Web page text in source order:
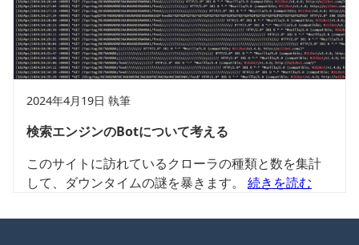
2024年4月19日 執筆
検索エンジンのBotについて考える
このサイトに訪れているクローラの種類と数を集計
して、ダウンタイムの謎を暴きます。 続きを読む